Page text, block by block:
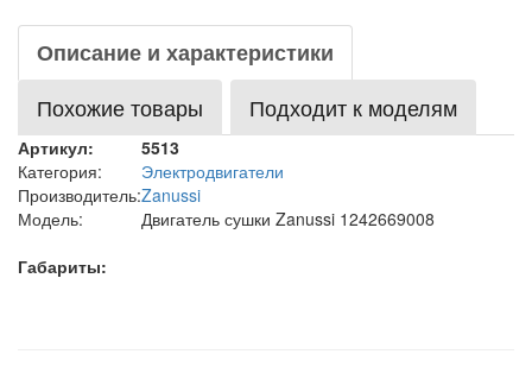
Описание и характеристики
Похожие товары
Подходит к моделям
Артикул:
5513
Категория:
Электродвигатели
Производитель:Zanussi
Модель:
Двигатель сушки Zanussi 1242669008
Габариты: